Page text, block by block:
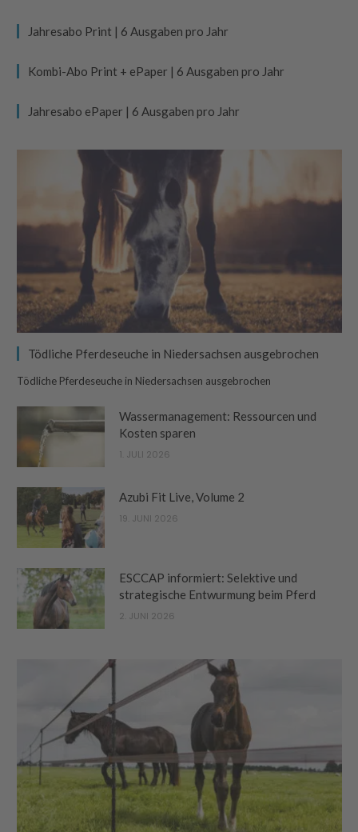
Jahresabo Print | 6 Ausgaben pro Jahr
Kombi-Abo Print + ePaper | 6 Ausgaben pro Jahr
Jahresabo ePaper | 6 Ausgaben pro Jahr
Tödliche Pferdeseuche in Niedersachsen ausgebrochen
Tödliche Pferdeseuche in Niedersachsen ausgebrochen
Wassermanagement: Ressourcen und
Kosten sparen
1. JULI 2026
Azubi Fit Live, Volume 2
19. JUNI 2026
ESCCAP informiert: Selektive und
strategische Entwurmung beim Pferd
2. JUNI 2026